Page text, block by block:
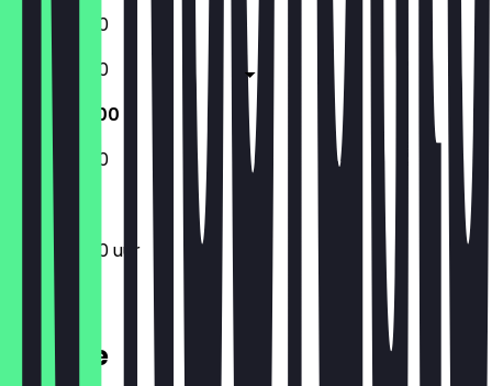
11:30 - 20:00
11:30 - 20:00
11:30 - 20:00
11:30 - 20:00
11:30 - 20:00 uur
Locatie